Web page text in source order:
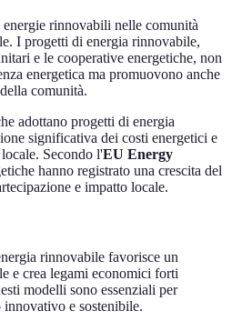
rinnovabili nelle comunità
I progetti di energia rinnovabile,
e le cooperative energetiche, non
energetica ma promuovono anche
comunità.
adottano progetti di energia
significativa dei costi energetici e
Secondo l'EU Energy
hanno registrato una crescita del
e impatto locale.
rinnovabile favorisce un
e crea legami economici forti
modelli sono essenziali per
e sostenibile.